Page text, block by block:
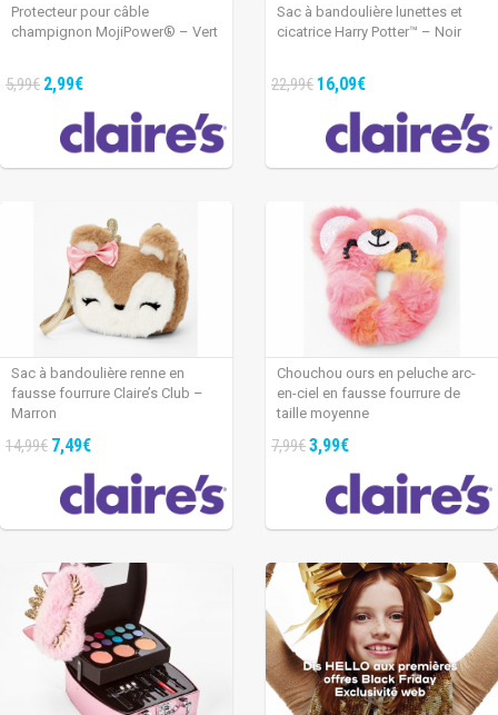
Protecteur pour câble
champignon MojiPower® – Vert
5,99€ 2,99€
Sac à bandoulière lunettes et
cicatrice Harry Potter™ – Noir
22,99€ 16,09€
Sac à bandoulière renne en
fausse fourrure Claire’s Club –
Marron
14,99€ 7,49€
Chouchou ours en peluche arc-
en-ciel en fausse fourrure de
taille moyenne
7,99€3,99€